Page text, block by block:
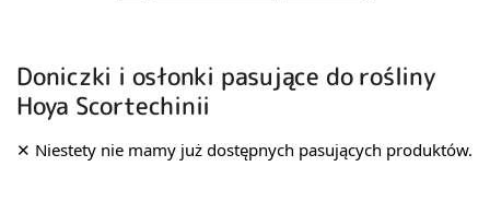
Doniczki i osłonki pasujące do rośliny
Hoya Scortechinii